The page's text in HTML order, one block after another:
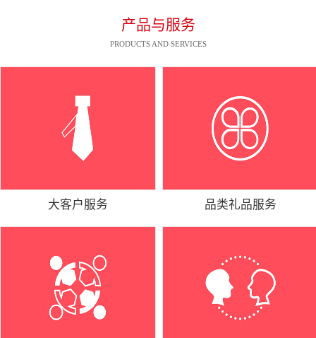
产品与服务
PRODUCTS AND SERVICES
大客户服务 品类礼品服务